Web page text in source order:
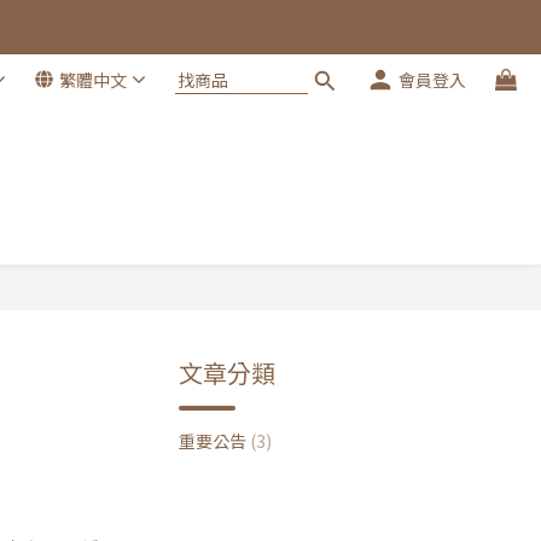
繁體中文 會員登入
文章分類
重要公告 (3)